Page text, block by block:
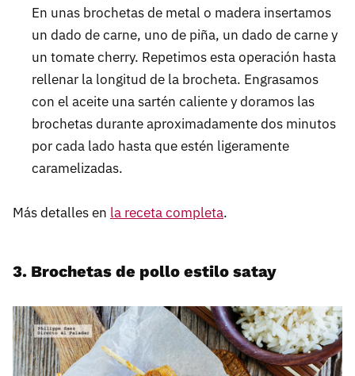
En unas brochetas de metal o madera insertamos
un dado de carne, uno de piña, un dado de carne y
un tomate cherry. Repetimos esta operación hasta
rellenar la longitud de la brocheta. Engrasamos
con el aceite una sartén caliente y doramos las
brochetas durante aproximadamente dos minutos
por cada lado hasta que estén ligeramente
caramelizadas.
Más detalles en la receta completa.
3. Brochetas de pollo estilo satay